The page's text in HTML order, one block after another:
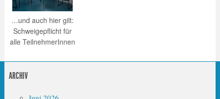
…und auch hier gilt:
Schweigepflicht für
alle TeilnehmerInnen
ARCHIV